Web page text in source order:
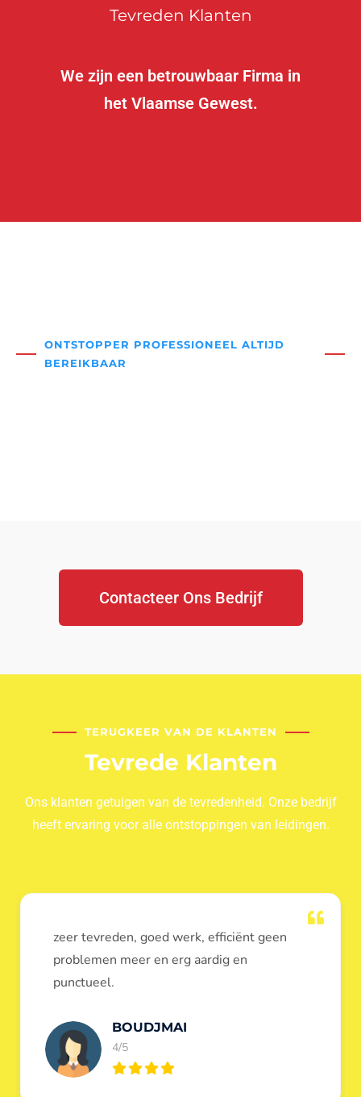
Tevreden Klanten
We zijn een betrouwbaar Firma in
het Vlaamse Gewest.
ONTSTOPPER PROFESSIONEEL ALTIJD
BEREIKBAAR
Contacteer Ons Bedrijf
TERUGKEER VAN DE KLANTEN
Tevrede Klanten
Ons klanten getuigen van de tevredenheid. Onze bedrijf
heeft ervaring voor alle ontstoppingen van leidingen.
Dank u voor de ontstopping van wc, werd
heel goed uitgevoerd, door de loodgieters
ontstoppers services janssens.
Eric Garfield
5/5